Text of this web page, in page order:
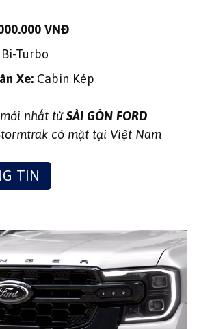
VNĐ
Turbo
Xe:Cabin Kép
nhất từSÀI GÒN FORD
có mặt tại Việt Nam
TIN